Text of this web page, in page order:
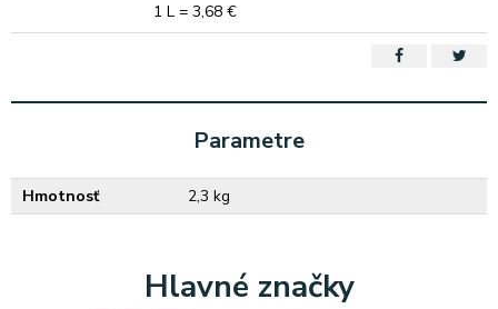
1 L = 3,68 €
Parametre
Hmotnosť 2,3 kg
Hlavné značky